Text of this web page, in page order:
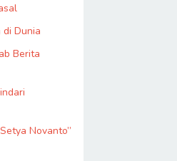
di Dunia
Berita
Novanto”